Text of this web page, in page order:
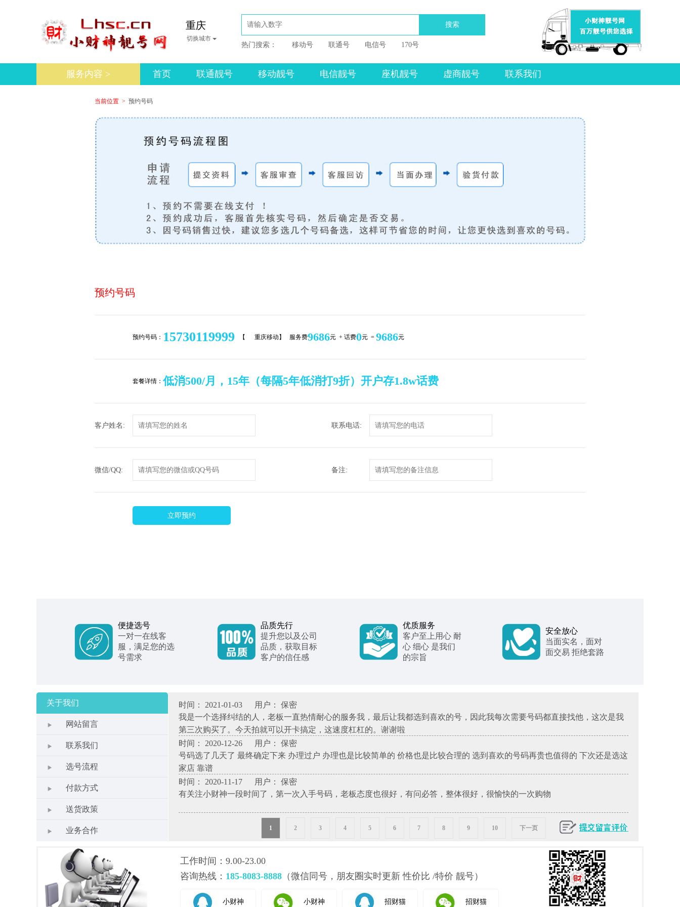
重庆
切换城市
搜索
热门搜索： 移动号 联通号 电信号 170号
服务内容 > 首页 联通靓号 移动靓号 电信靓号 座机靓号 虚商靓号 联系我们
当前位置 > 预约号码
预约号码
预约号码： 15730119999 【 重庆移动】 服务费9686元 + 话费0元 = 9686元
套餐详情：低消500/月，15年（每隔5年低消打9折）开户存1.8w话费
客户姓名: 联系电话:
微信/QQ: 备注:
立即预约
便捷选号
一对一在线客
服，满足您的选
号需求
品质先行
提升您以及公司
品质，获取目标
客户的信任感
优质服务
客户至上用心 耐
心 细心 是我们
的宗旨
安全放心
当面实名，面对
面交易 拒绝套路
关于我们
网站留言
联系我们
选号流程
付款方式
送货政策
业务合作
时间： 2021-01-03
用户： 保密
我是一个选择纠结的人，老板一直热情耐心的服务我，最后让我都选到喜欢的号，因此我每次需要号码都直接找他，这次是我
第三次购买了。今天拍就可以开卡搞定，这速度杠杠的。谢谢啦
时间： 2020-12-26
用户： 保密
号码选了几天了 最终确定下来 办理过户 办理也是比较简单的 价格也是比较合理的 选到喜欢的号码再贵也值得的 下次还是选这
家店 靠谱
时间： 2020-11-17
用户： 保密
有关注小财神一段时间了，第一次入手号码，老板态度也很好，有问必答，整体很好，很愉快的一次购物
1 2 3 4 5 6 7 8 9 10 下一页
工作时间：9.00-23.00
咨询热线： 185-8083-8888 （微信同号，朋友圈实时更新 性价比 /特价 靓号）
小财神 小财神 招财猫 招财猫